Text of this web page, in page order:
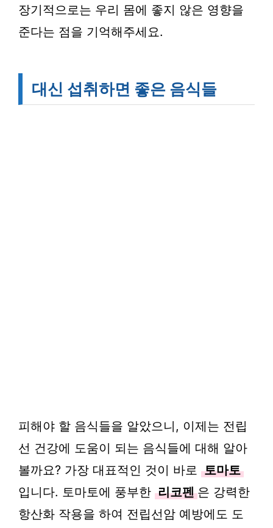
장기적으로는 우리 몸에 좋지 않은 영향을
준다는 점을 기억해주세요.
대신 섭취하면 좋은 음식들
피해야 할 음식들을 알았으니, 이제는 전립
선 건강에 도움이 되는 음식들에 대해 알아
볼까요? 가장 대표적인 것이 바로 토마토
입니다. 토마토에 풍부한 리코펜 은 강력한
항산화 작용을 하여 전립선암 예방에도 도